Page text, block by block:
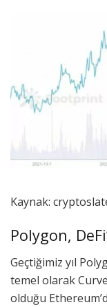
Kaynak:
Polygon,
Geçtiğimiz yıl
temel olarak
olduğu